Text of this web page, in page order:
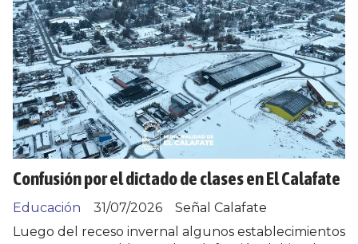
Confusión por el dictado de clases en El Calafate
Señal Calafate
Educación
31/07/2026
Luego del receso invernal algunos establecimientos